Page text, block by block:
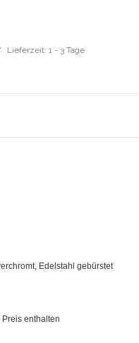
Lieferzeit: 1 - 3 Tage
Edelstahl gebürstet
enthalten